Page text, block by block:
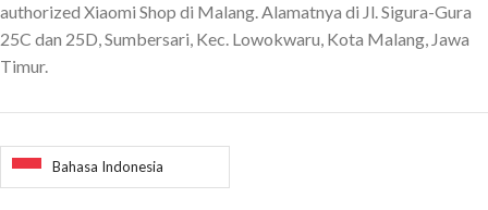
authorized Xiaomi Shop di Malang. Alamatnya di Jl. Sigura-Gura
25C dan 25D, Sumbersari, Kec. Lowokwaru, Kota Malang, Jawa
Timur.
Bahasa Indonesia